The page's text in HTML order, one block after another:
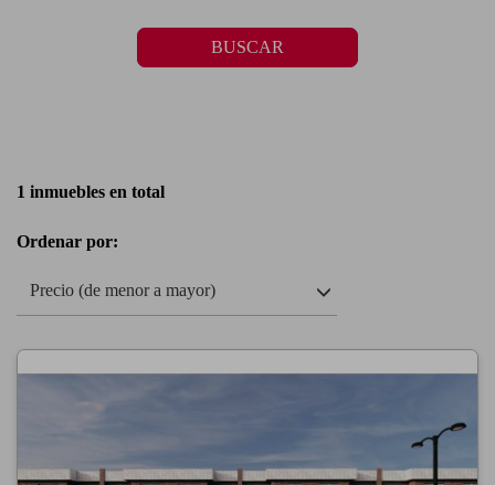
BUSCAR
1 inmuebles en total
Ordenar por:
Precio (de menor a mayor)
Next